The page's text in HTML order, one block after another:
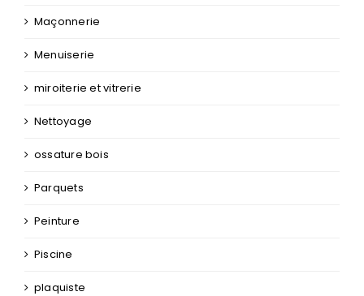
Maçonnerie
Menuiserie
miroiterie et vitrerie
Nettoyage
ossature bois
Parquets
Peinture
Piscine
plaquiste